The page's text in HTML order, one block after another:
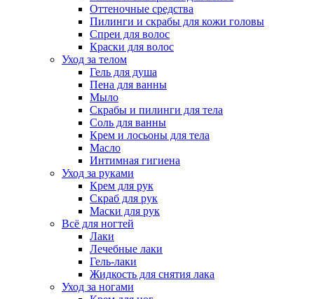
Оттеночные средства
Пилинги и скрабы для кожи головы
Спреи для волос
Краски для волос
Уход за телом
Гель для душа
Пена для ванны
Мыло
Скрабы и пилинги для тела
Соль для ванны
Крем и лосьоны для тела
Масло
Интимная гигиена
Уход за руками
Крем для рук
Скраб для рук
Маски для рук
Всё для ногтей
Лаки
Лечебные лаки
Гель-лаки
Жидкость для снятия лака
Уход за ногами